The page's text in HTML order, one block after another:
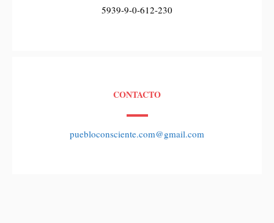
5939-9-0-612-230
CONTACTO
puebloconsciente.com@gmail.com